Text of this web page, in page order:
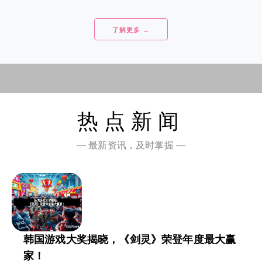
了解更多 →
热点新闻
— 最新资讯，及时掌握 —
韩国游戏大奖揭晓，《剑灵》荣登年度最大赢
家！